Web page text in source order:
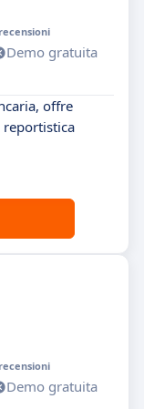
Demo gratuita
offre
reportistica
Demo gratuita